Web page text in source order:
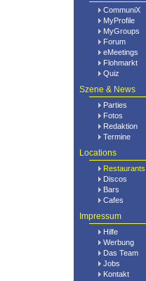
CommuniX
MyProfile
MyGroups
Forum
eMeetings
Flohmarkt
Quiz
Szene & News
Parties
Fotos
Redaktion
Termine
Locations
Restaurants
Discos
Bars
Cafes
Impressum
Hilfe
Werbung
Das Team
Jobs
Kontakt